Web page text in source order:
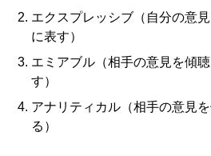
エクスプレッシブ（自分の意
に表す）
エミアブル（相手の意見を傾
す）
アナリティカル（相手の意見
る）